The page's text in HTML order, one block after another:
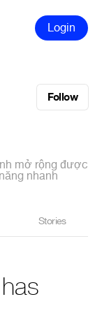
Login
Follow
mở rộng được
nhanh
Stories